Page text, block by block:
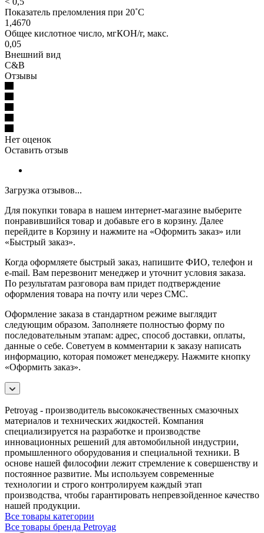
Показатель преломления при 20˚C
1,4670
Общее кислотное число, мгКОН/г, макс.
0,05
Внешний вид
C&B
Отзывы
Нет оценок
Оставить отзыв
Загрузка отзывов...
Для покупки товара в нашем интернет-магазине выберите
понравившийся товар и добавьте его в корзину. Далее
перейдите в Корзину и нажмите на «Оформить заказ» или
«Быстрый заказ».
Когда оформляете быстрый заказ, напишите ФИО, телефон и
e-mail. Вам перезвонит менеджер и уточнит условия заказа.
По результатам разговора вам придет подтверждение
оформления товара на почту или через СМС.
Оформление заказа в стандартном режиме выглядит
следующим образом. Заполняете полностью форму по
последовательным этапам: адрес, способ доставки, оплаты,
данные о себе. Советуем в комментарии к заказу написать
информацию, которая поможет менеджеру. Нажмите кнопку
«Оформить заказ».
Petroyag - производитель высококачественных смазочных
материалов и технических жидкостей. Компания
специализируется на разработке и производстве
инновационных решений для автомобильной индустрии,
промышленного оборудования и специальной техники. В
основе нашей философии лежит стремление к совершенству и
постоянное развитие. Мы используем современные
технологии и строго контролируем каждый этап
производства, чтобы гарантировать непревзойденное качество
нашей продукции.
Все товары категории
Все товары бренда Petroyag